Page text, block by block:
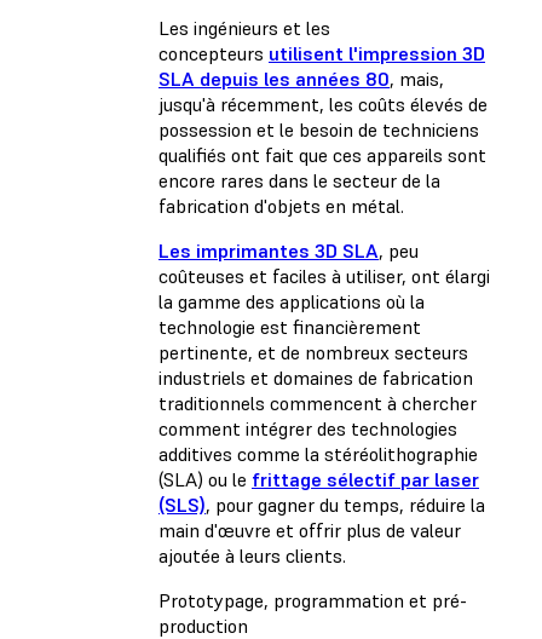
Les ingénieurs et les
concepteurs utilisent l'impression 3D
SLA depuis les années 80, mais,
jusqu'à récemment, les coûts élevés de
possession et le besoin de techniciens
qualifiés ont fait que ces appareils sont
encore rares dans le secteur de la
fabrication d'objets en métal.
Les imprimantes 3D SLA, peu
coûteuses et faciles à utiliser, ont élargi
la gamme des applications où la
technologie est financièrement
pertinente, et de nombreux secteurs
industriels et domaines de fabrication
traditionnels commencent à chercher
comment intégrer des technologies
additives comme la stéréolithographie
(SLA) ou le frittage sélectif par laser
(SLS), pour gagner du temps, réduire la
main d'œuvre et offrir plus de valeur
ajoutée à leurs clients.
Prototypage, programmation et pré-
production